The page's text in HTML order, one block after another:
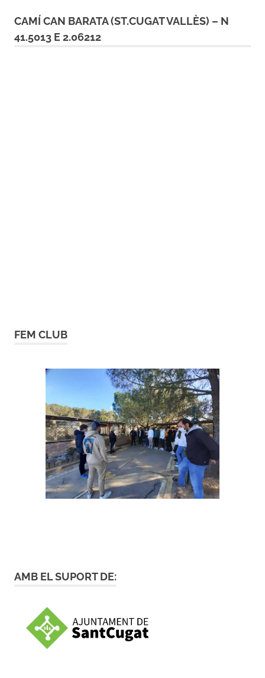
CAMÍ CAN BARATA (ST.CUGAT VALLÈS) – N
41.5013 E 2.06212
FEM CLUB
AMB EL SUPORT DE: